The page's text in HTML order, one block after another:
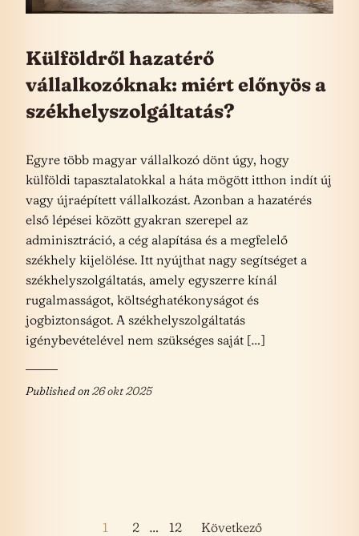
Külföldről hazatérő
vállalkozóknak: miért előnyös a
székhelyszolgáltatás?
Egyre több magyar vállalkozó dönt úgy, hogy
külföldi tapasztalatokkal a háta mögött itthon indít új
vagy újraépített vállalkozást. Azonban a hazatérés
első lépései között gyakran szerepel az
adminisztráció, a cég alapítása és a megfelelő
székhely kijelölése. Itt nyújthat nagy segítséget a
székhelyszolgáltatás, amely egyszerre kínál
rugalmasságot, költséghatékonyságot és
jogbiztonságot. A székhelyszolgáltatás
igénybevételével nem szükséges saját […]
Published on26 okt 2025
1 2 … 12 Következő